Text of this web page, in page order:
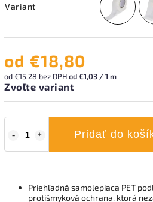
Variant
od €18,80
od€15,28 bez DPHod €1,03 / 1 m
Zvoľte variant
Pridať do
Priehľadná samolepiaca PET
protišmyková ochrana, ktorá